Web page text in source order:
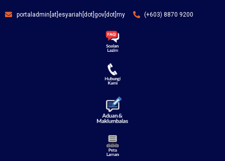
portaladmin[at]esyariah[dot]gov[dot]my (+603) 8870 9200